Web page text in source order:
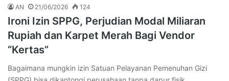
AN 21/06/2026 124
Ironi Izin SPPG, Perjudian Modal Miliaran
Rupiah dan Karpet Merah Bagi Vendor
“Kertas”
Bagaimana mungkin izin Satuan Pelayanan Pemenuhan Gizi